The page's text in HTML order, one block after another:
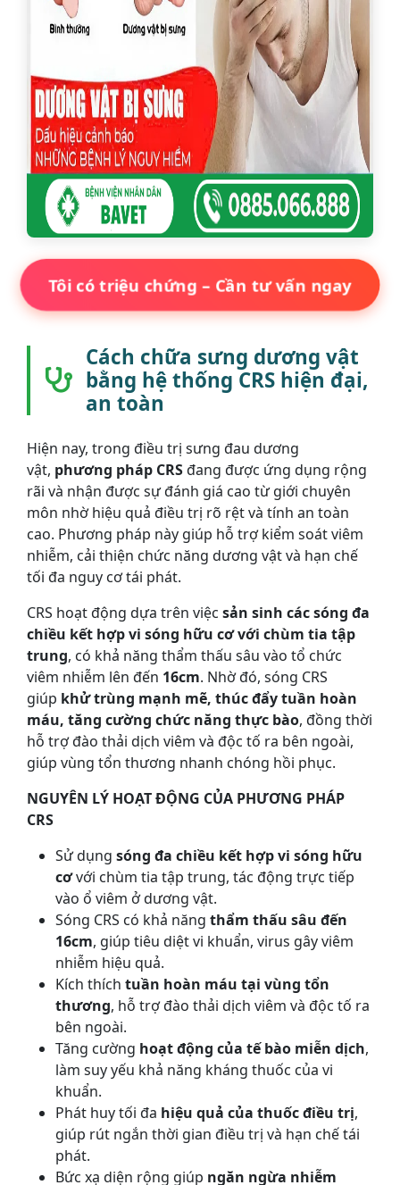
Tôi có triệu chứng – Cần tư vấn ngay
Cách chữa sưng dương vật
bằng hệ thống CRS hiện đại,
an toàn
Hiện nay, trong điều trị sưng đau dương
vật, phương pháp CRSđang được ứng dụng rộng
rãi và nhận được sự đánh giá cao từ giới chuyên
môn nhờ hiệu quả điều trị rõ rệt và tính an toàn
cao. Phương pháp này giúp hỗ trợ kiểm soát viêm
nhiễm, cải thiện chức năng dương vật và hạn chế
tối đa nguy cơ tái phát.
CRS hoạt động dựa trên việc sản sinh các sóng đa
chiều kết hợp vi sóng hữu cơ với chùm tia tập
trung, có khả năng thẩm thấu sâu vào tổ chức
viêm nhiễm lên đến 16cm. Nhờ đó, sóng CRS
giúp khử trùng mạnh mẽ, thúc đẩy tuần hoàn
máu, tăng cường chức năng thực bào, đồng thời
hỗ trợ đào thải dịch viêm và độc tố ra bên ngoài,
giúp vùng tổn thương nhanh chóng hồi phục.
NGUYÊN LÝ HOẠT ĐỘNG CỦA PHƯƠNG PHÁP
CRS
Sử dụng sóng đa chiều kết hợp vi sóng hữu
cơvới chùm tia tập trung, tác động trực tiếp
vào ổ viêm ở dương vật.
Sóng CRS có khả năng thẩm thấu sâu đến
16cm, giúp tiêu diệt vi khuẩn, virus gây viêm
nhiễm hiệu quả.
Kích thích tuần hoàn máu tại vùng tổn
thương, hỗ trợ đào thải dịch viêm và độc tố ra
bên ngoài.
Tăng cường hoạt động của tế bào miễn dịch,
làm suy yếu khả năng kháng thuốc của vi
khuẩn.
Phát huy tối đa hiệu quả của thuốc điều trị,
giúp rút ngắn thời gian điều trị và hạn chế tái
phát.
Bức xạ diện rộng giúp ngăn ngừa nhiễm